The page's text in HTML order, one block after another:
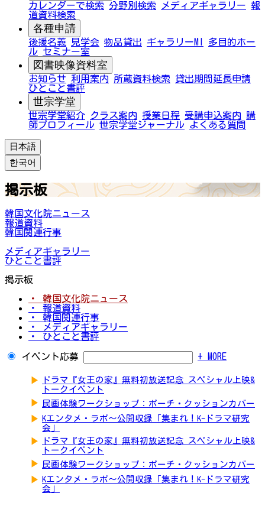
カレンダーで検索 分野別検索 メディアギャラリー 報
道資料検索
各種申請
後援名義 見学会 物品貸出 ギャラリーMI
多目的ホー
ル セミナー室
図書映像資料室
お知らせ 利用案内 所蔵資料検索
貸出期間延長申請
ひとこと書評
世宗学堂
世宗学堂紹介 クラス案内 授業日程 受講申込案内 講
師プロフィール 世宗学堂ジャーナル よくある質問
日本語
한국어
掲示板
韓国文化院ニュース
報道資料
韓国関連行事
メディアギャラリー
ひとこと書評
掲示板
・ 韓国文化院ニュース
・ 報道資料
・ 韓国関連行事
・ メディアギャラリー
・ ひとこと書評
イベント応募 + MORE
▶
ドラマ『女王の家』無料初放送記念 スペシャル上映&
トークイベント
▶ 民画体験ワークショップ：ポーチ・クッションカバー
▶ Kエンタメ・ラボ～公開収録「集まれ！K-ドラマ研究
会」
▶
ドラマ『女王の家』無料初放送記念 スペシャル上映&
トークイベント
▶ 民画体験ワークショップ：ポーチ・クッションカバー
▶ Kエンタメ・ラボ～公開収録「集まれ！K-ドラマ研究
会」